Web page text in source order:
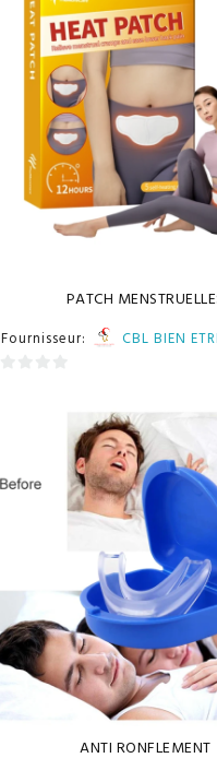
PATCH
Fournisseur:
CBL BIEN
ANTI RONFLEMENT